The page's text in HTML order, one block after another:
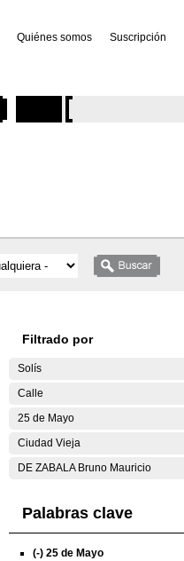
Quiénes somos Suscripción
Filtrado por
Solís
Calle
25 de Mayo
Ciudad Vieja
DE ZABALA Bruno Mauricio
Palabras clave
(-) 25 de Mayo